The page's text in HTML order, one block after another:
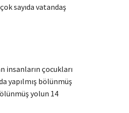
sayıda vatandaş
insanların çocukları
yapılmış bölünmüş
yolun 14